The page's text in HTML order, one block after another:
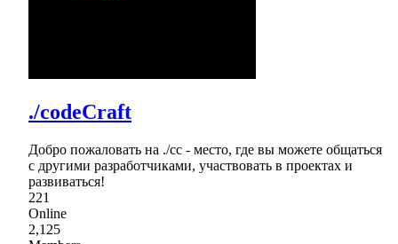
./codeCraft
Добро пожаловать на ./cc - место, где вы можете общаться
с другими разработчиками, участвовать в проектах и
развиваться!
221
Online
2,125